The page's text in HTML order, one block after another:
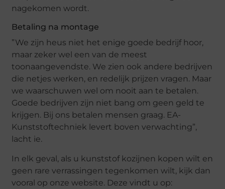
nagekomen wordt.
Betaling na montage
”We zijn heus niet het enige goede bedrijf hoor,
maar zeker wel een van de meest
toonaangevendste. We zien ook andere bedrijven
die netjes werken, en redelijk prijzen vragen. Maar
we waarschuwen wel om nooit aan te betalen.
Goede bedrijven zijn niet bang om geen geld te
krijgen. Bij ons betalen mensen graag. EA-
Kunststoftechniek levert boven verwachting”,
lacht ie.
In elk geval, als u kunststof kozijnen kopen wilt en
geen rare verrassingen tegenkomen wilt, kijk dan
vooral op onze website. Deze vindt u op: